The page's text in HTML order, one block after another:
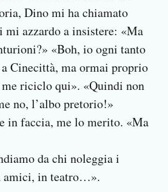
Dino mi ha chiamato
mi azzardo a insistere: «Ma
«Boh, io ogni tanto
Cinecittà, ma ormai proprio
riciclo qui». «Quindi non
no, l’albo pretorio!»
in faccia, me lo merito. «Ma
da chi noleggia i
amici, in teatro…».